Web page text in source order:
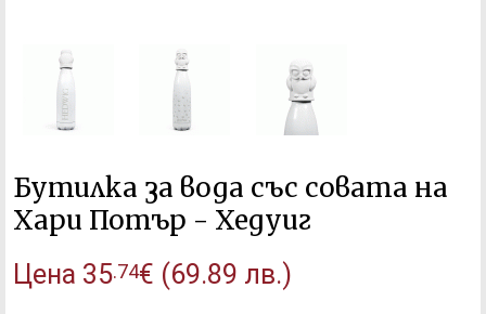
Бутилка за вода със совата на
Хари Потър - Хедуиг
Цена 35.74€ (69.89 лв.)